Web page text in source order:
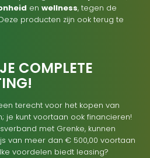
en wellness, tegen de
producten zijn ook terug te
COMPLETE
terecht voor het kopen van
je kunt voortaan ook financieren!
met Grenke, kunnen
van meer dan € 500,00 voortaan
voordelen biedt leasing?